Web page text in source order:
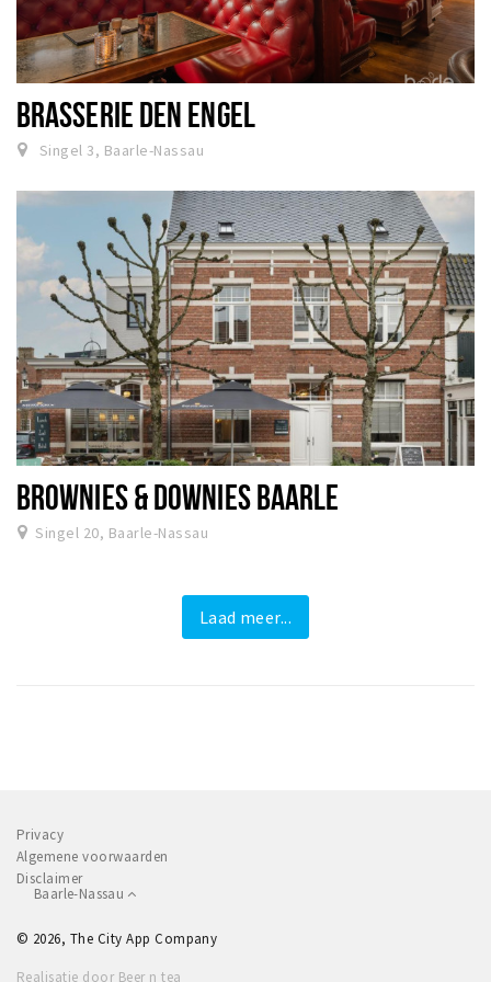
BRASSERIE DEN ENGEL
Singel 3, Baarle-Nassau
BROWNIES & DOWNIES BAARLE
Singel 20, Baarle-Nassau
Laad meer...
Privacy
Algemene voorwaarden
Disclaimer
Baarle-Nassau
© 2026, The City App Company
Realisatie door Beer n tea